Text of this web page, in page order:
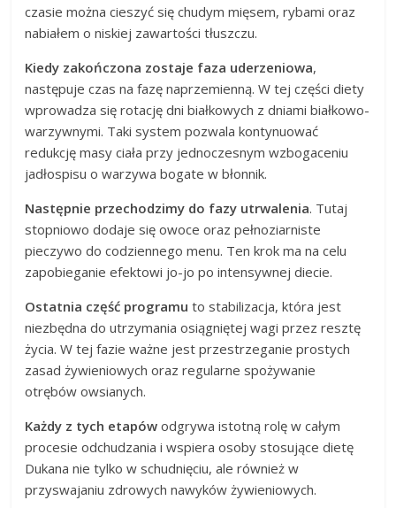
czasie można cieszyć się chudym mięsem, rybami oraz
nabiałem o niskiej zawartości tłuszczu.
Kiedy zakończona zostaje faza uderzeniowa,
następuje czas na fazę naprzemienną. W tej części diety
wprowadza się rotację dni białkowych z dniami białkowo-
warzywnymi. Taki system pozwala kontynuować
redukcję masy ciała przy jednoczesnym wzbogaceniu
jadłospisu o warzywa bogate w błonnik.
Następnie przechodzimy do fazy utrwalenia. Tutaj
stopniowo dodaje się owoce oraz pełnoziarniste
pieczywo do codziennego menu. Ten krok ma na celu
zapobieganie efektowi jo-jo po intensywnej diecie.
Ostatnia część programu to stabilizacja, która jest
niezbędna do utrzymania osiągniętej wagi przez resztę
życia. W tej fazie ważne jest przestrzeganie prostych
zasad żywieniowych oraz regularne spożywanie
otrębów owsianych.
Każdy z tych etapów odgrywa istotną rolę w całym
procesie odchudzania i wspiera osoby stosujące dietę
Dukana nie tylko w schudnięciu, ale również w
przyswajaniu zdrowych nawyków żywieniowych.